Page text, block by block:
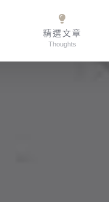
精選文章
Thoughts